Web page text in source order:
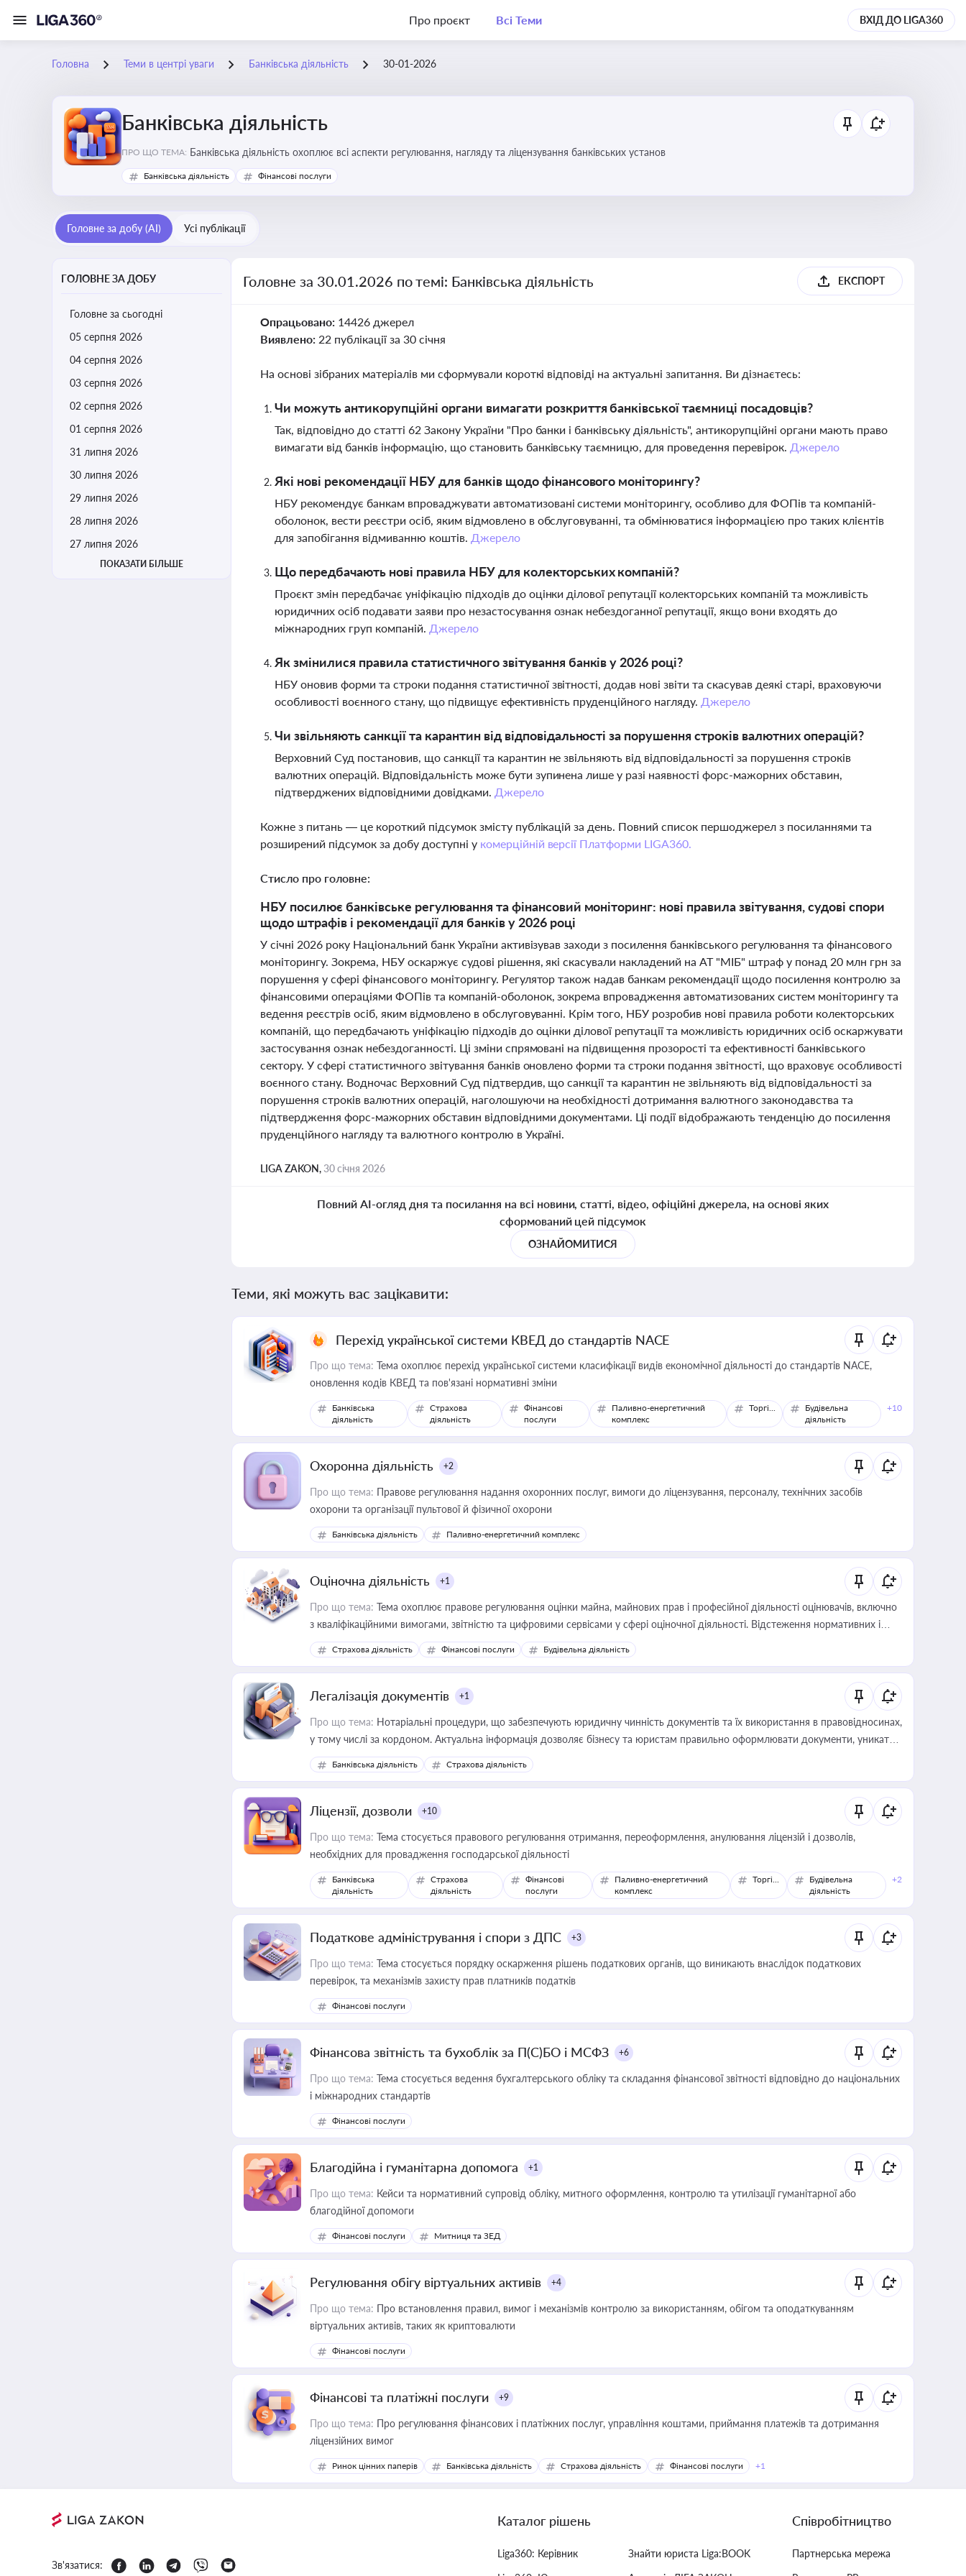
Про проєкт Всі Теми ВХІД ДО LIGA360
Головна Теми в центрі уваги Банківська діяльність 30-01-2026
Банківська діяльність
ПРО ЩО ТЕМА: Банківська діяльність охоплює всі аспекти регулювання, нагляду та ліцензування банківських установ
Банківська діяльність Фінансові послуги
Головне за добу (AI) Усі публікації
ГОЛОВНЕ ЗА ДОБУ
Головне за сьогодні
05 серпня 2026
04 серпня 2026
03 серпня 2026
02 серпня 2026
01 серпня 2026
31 липня 2026
30 липня 2026
29 липня 2026
28 липня 2026
27 липня 2026
ПОКАЗАТИ БІЛЬШЕ
Головне за 30.01.2026 по темі: Банківська діяльність ЕКСПОРТ
Опрацьовано: 14426 джерел
Виявлено: 22 публікації за 30 січня
На основі зібраних матеріалів ми сформували короткі відповіді на актуальні запитання. Ви дізнаєтесь:
Чи можуть антикорупційні органи вимагати розкриття банківської таємниці посадовців?
Так, відповідно до статті 62 Закону України "Про банки і банківську діяльність", антикорупційні органи мають право
вимагати від банків інформацію, що становить банківську таємницю, для проведення перевірок. Джерело
Які нові рекомендації НБУ для банків щодо фінансового моніторингу?
НБУ рекомендує банкам впроваджувати автоматизовані системи моніторингу, особливо для ФОПів та компаній-
оболонок, вести реєстри осіб, яким відмовлено в обслуговуванні, та обмінюватися інформацією про таких клієнтів
для запобігання відмиванню коштів. Джерело
Що передбачають нові правила НБУ для колекторських компаній?
Проєкт змін передбачає уніфікацію підходів до оцінки ділової репутації колекторських компаній та можливість
юридичних осіб подавати заяви про незастосування ознак небездоганної репутації, якщо вони входять до
міжнародних груп компаній. Джерело
Як змінилися правила статистичного звітування банків у 2026 році?
НБУ оновив форми та строки подання статистичної звітності, додав нові звіти та скасував деякі старі, враховуючи
особливості воєнного стану, що підвищує ефективність пруденційного нагляду. Джерело
Чи звільняють санкції та карантин від відповідальності за порушення строків валютних операцій?
Верховний Суд постановив, що санкції та карантин не звільняють від відповідальності за порушення строків
валютних операцій. Відповідальність може бути зупинена лише у разі наявності форс-мажорних обставин,
підтверджених відповідними довідками. Джерело
Кожне з питань — це короткий підсумок змісту публікацій за день. Повний список першоджерел з посиланнями та
розширений підсумок за добу доступні у комерційній версії Платформи LIGA360.
Стисло про головне:
НБУ посилює банківське регулювання та фінансовий моніторинг: нові правила звітування, судові спори
щодо штрафів і рекомендації для банків у 2026 році
У січні 2026 року Національний банк України активізував заходи з посилення банківського регулювання та фінансового
моніторингу. Зокрема, НБУ оскаржує судові рішення, які скасували накладений на АТ "МІБ" штраф у понад 20 млн грн за
порушення у сфері фінансового моніторингу. Регулятор також надав банкам рекомендації щодо посилення контролю за
фінансовими операціями ФОПів та компаній-оболонок, зокрема впровадження автоматизованих систем моніторингу та
ведення реєстрів осіб, яким відмовлено в обслуговуванні. Крім того, НБУ розробив нові правила роботи колекторських
компаній, що передбачають уніфікацію підходів до оцінки ділової репутації та можливість юридичних осіб оскаржувати
застосування ознак небездоганності. Ці зміни спрямовані на підвищення прозорості та ефективності банківського
сектору. У сфері статистичного звітування банків оновлено форми та строки подання звітності, що враховує особливості
воєнного стану. Водночас Верховний Суд підтвердив, що санкції та карантин не звільняють від відповідальності за
порушення строків валютних операцій, наголошуючи на необхідності дотримання валютного законодавства та
підтвердження форс-мажорних обставин відповідними документами. Ці події відображають тенденцію до посилення
пруденційного нагляду та валютного контролю в Україні.
LIGA ZAKON,30 січня 2026
Повний AI-огляд дня та посилання на всі новини, статті, відео, офіційні джерела, на основі яких
сформований цей підсумок
ОЗНАЙОМИТИСЯ
Теми, які можуть вас зацікавити:
Перехід української системи КВЕД до стандартів NACE
Про що тема: Тема охоплює перехід української системи класифікації видів економічної діяльності до стандартів NACE,
оновлення кодів КВЕД та пов'язані нормативні зміни
Банківська
діяльність
Страхова
діяльність
Фінансові
послуги
Паливно-енергетичний
комплекс
Торгівля
Будівельна
діяльність
+10
Охоронна діяльність +2
Про що тема: Правове регулювання надання охоронних послуг, вимоги до ліцензування, персоналу, технічних засобів
охорони та організації пультової й фізичної охорони
Банківська діяльність Паливно-енергетичний комплекс
Оціночна діяльність +1
Про що тема: Тема охоплює правове регулювання оцінки майна, майнових прав і професійної діяльності оцінювачів, включно
з кваліфікаційними вимогами, звітністю та цифровими сервісами у сфері оціночної діяльності. Відстеження нормативних і
медійних змін у цій сфері корисне для власника бізнесу, керівника, юриста або бухгалтера під час оподаткування,
приватизації, оренди державного майна, корпоративних угод і перевірки статусу суб'єктів оціночної діяльності
Страхова діяльність Фінансові послуги Будівельна діяльність
Легалізація документів +1
Про що тема: Нотаріальні процедури, що забезпечують юридичну чинність документів та їх використання в правовідносинах,
у тому числі за кордоном. Актуальна інформація дозволяє бізнесу та юристам правильно оформлювати документи, уникати
ризиків недійсності та забезпечувати їх належне прийняття органами влади та контрагентами
Банківська діяльність Страхова діяльність
Ліцензії, дозволи +10
Про що тема: Тема стосується правового регулювання отримання, переоформлення, анулювання ліцензій і дозволів,
необхідних для провадження господарської діяльності
Банківська
діяльність
Страхова
діяльність
Фінансові
послуги
Паливно-енергетичний
комплекс
Торгівля
Будівельна
діяльність
+2
Податкове адміністрування і спори з ДПС +3
Про що тема: Тема стосується порядку оскарження рішень податкових органів, що виникають внаслідок податкових
перевірок, та механізмів захисту прав платників податків
Фінансові послуги
Фінансова звітність та бухоблік за П(С)БО і МСФЗ +6
Про що тема: Тема стосується ведення бухгалтерського обліку та складання фінансової звітності відповідно до національних
і міжнародних стандартів
Фінансові послуги
Благодійна і гуманітарна допомога +1
Про що тема: Кейси та нормативний супровід обліку, митного оформлення, контролю та утилізації гуманітарної або
благодійної допомоги
Фінансові послуги Митниця та ЗЕД
Регулювання обігу віртуальних активів +4
Про що тема: Про встановлення правил, вимог і механізмів контролю за використанням, обігом та оподаткуванням
віртуальних активів, таких як криптовалюти
Фінансові послуги
Фінансові та платіжні послуги +9
Про що тема: Про регулювання фінансових і платіжних послуг, управління коштами, приймання платежів та дотримання
ліцензійних вимог
Ринок цінних паперів Банківська діяльність Страхова діяльність Фінансові послуги +1
Зв'язатися:
Каталог рішень
Liga360: Керівник
Знайти юриста Liga:BOOK
Співробітництво
Партнерська мережа